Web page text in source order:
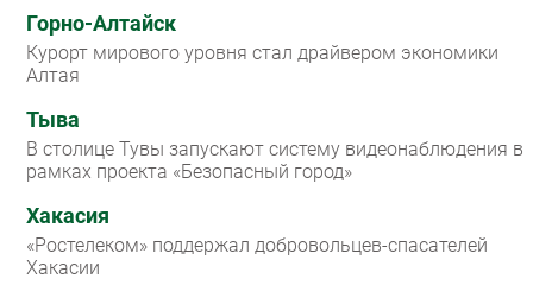
Горно-Алтайск
Курорт мирового уровня стал драйвером экономики
Алтая
Тыва
В столице Тувы запускают систему видеонаблюдения в
рамках проекта «Безопасный город»
Хакасия
«Ростелеком» поддержал добровольцев-спасателей
Хакасии